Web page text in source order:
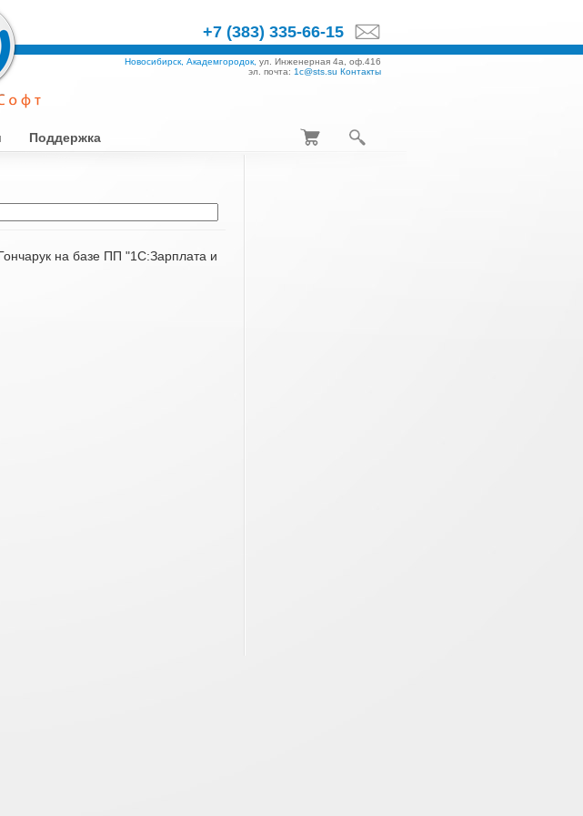
+7 (383) 335-66-15
Новосибирск, Академгородок, ул. Инженерная 4а, оф.416
эл. почта: 1c@sts.su Контакты
Поддержка
на базе ПП "1С:Зарплата и